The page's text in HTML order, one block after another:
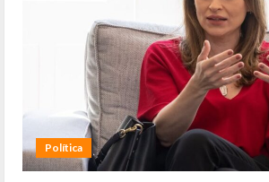
Política